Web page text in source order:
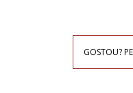
GOSTOU?